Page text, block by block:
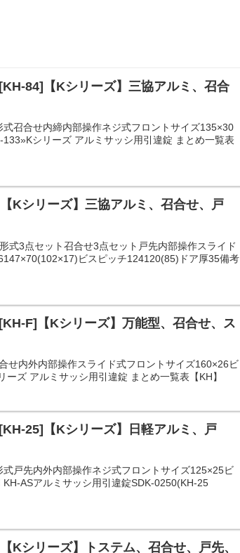
84]【Kシリーズ】三協アルミ、召合
召合せ内締内部操作ネジ式フロントサイズ135×30
シリーズ アルミサッシ用引違錠 まとめ一覧表
Kシリーズ】三協アルミ、召合せ、戸
式3点セット召合せ3点セット戸先内部操作スライド
ビスピッチ124120(85)ドア厚35備考
F]【Kシリーズ】万能型、召合せ、ス
せ内外内部操作スライド式フロントサイズ160×26ビ
ズ アルミサッシ用引違錠 まとめ一覧表【KH】
25]【Kシリーズ】日軽アルミ、戸
戸先内外内部操作ネジ式フロントサイズ125×25ビ
ASアルミサッシ用引違錠SDK-0250(KH-25
Kシリーズ】トステム、召合せ、戸先、